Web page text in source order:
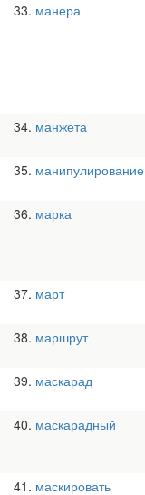
33 манера
34 манжета
35 манипулирование
36 марка
37 март
38 маршрут
39 маскарад
40 маскарадный
41 маскировать